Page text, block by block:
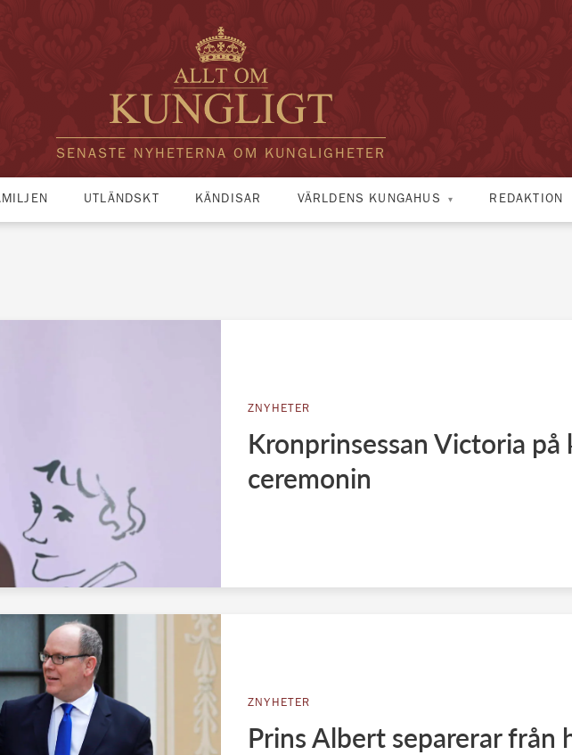
SENASTE NYHETERNA OM KUNGLIGHETER
UTLÄNDSKT KÄNDISAR VÄRLDENS KUNGAHUS REDAKTION
ZNYHETER
Kronprinsessan Victoria på
ceremonin
ZNYHETER
Prins Albert separerar från